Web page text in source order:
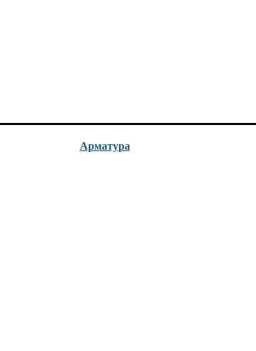
Арматура